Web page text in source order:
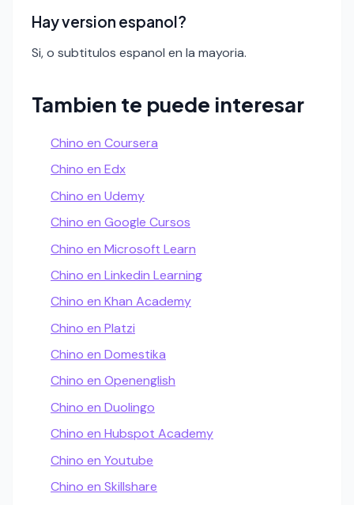
Hay version espanol?
Si, o subtitulos espanol en la mayoria.
Tambien te puede interesar
Chino en Coursera
Chino en Edx
Chino en Udemy
Chino en Google Cursos
Chino en Microsoft Learn
Chino en Linkedin Learning
Chino en Khan Academy
Chino en Platzi
Chino en Domestika
Chino en Openenglish
Chino en Duolingo
Chino en Hubspot Academy
Chino en Youtube
Chino en Skillshare